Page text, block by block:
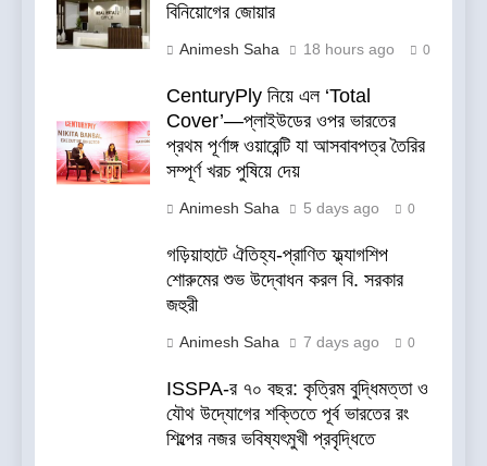
বিনিয়োগের জোয়ার
Animesh Saha 18 hours ago 0
CenturyPly নিয়ে এল ‘Total
Cover’—প্লাইউডের ওপর ভারতের
প্রথম পূর্ণাঙ্গ ওয়ারেন্টি যা আসবাবপত্র তৈরির
সম্পূর্ণ খরচ পুষিয়ে দেয়
Animesh Saha 5 days ago 0
গড়িয়াহাটে ঐতিহ্য-প্রাণিত ফ্ল্যাগশিপ
শোরুমের শুভ উদ্বোধন করল বি. সরকার
জহুরী
Animesh Saha 7 days ago 0
ISSPA-র ৭০ বছর: কৃত্রিম বুদ্ধিমত্তা ও
যৌথ উদ্যোগের শক্তিতে পূর্ব ভারতের রং
শিল্পের নজর ভবিষ্যৎমুখী প্রবৃদ্ধিতে